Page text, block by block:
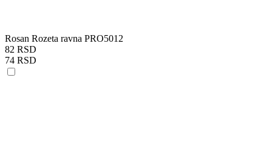
Rosan Rozeta ravna PRO5012
82 RSD
74 RSD